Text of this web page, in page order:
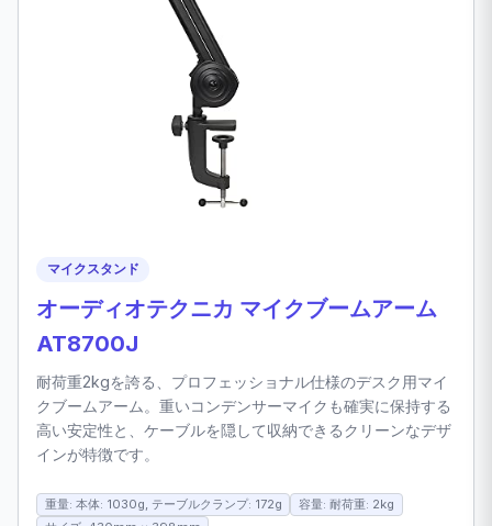
マイクスタンド
オーディオテクニカ マイクブームアーム
AT8700J
耐荷重2kgを誇る、プロフェッショナル仕様のデスク用マイ
クブームアーム。重いコンデンサーマイクも確実に保持する
高い安定性と、ケーブルを隠して収納できるクリーンなデザ
インが特徴です。
重量: 本体: 1030g, テーブルクランプ: 172g
容量: 耐荷重: 2kg